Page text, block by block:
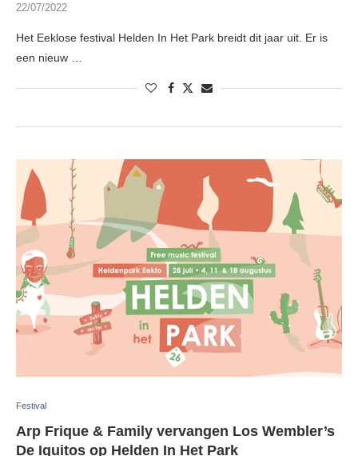
22/07/2022
Het Eeklose festival Helden In Het Park breidt dit jaar uit. Er is
een nieuw …
Festival
Arp Frique & Family vervangen Los Wembler’s
De Iquitos op Helden In Het Park